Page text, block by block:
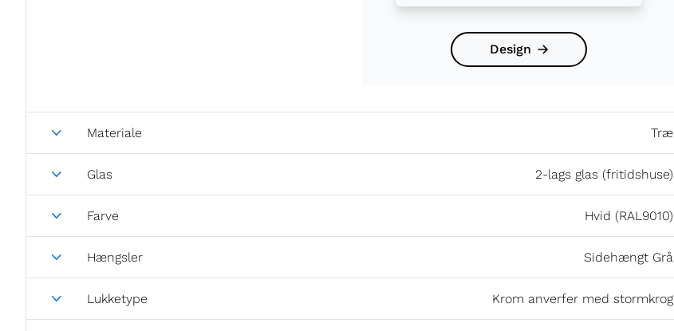
Design
Materiale Træ
Glas 2-lags glas (fritidshuse)
Farve Hvid (RAL9010)
Hængsler Sidehængt Grå
Lukketype Krom anverfer med stormkrog